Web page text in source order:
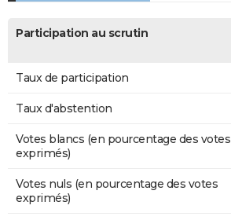
Participation au scrutin
Taux de participation
Taux d'abstention
Votes blancs (en pourcentage des votes
exprimés)
Votes nuls (en pourcentage des votes
exprimés)